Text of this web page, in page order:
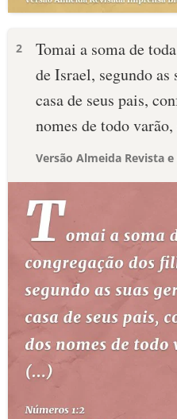
2
Tomai a soma de
de Israel, segundo as
casa de seus pais,
nomes de todo
Versão Almeida Revista